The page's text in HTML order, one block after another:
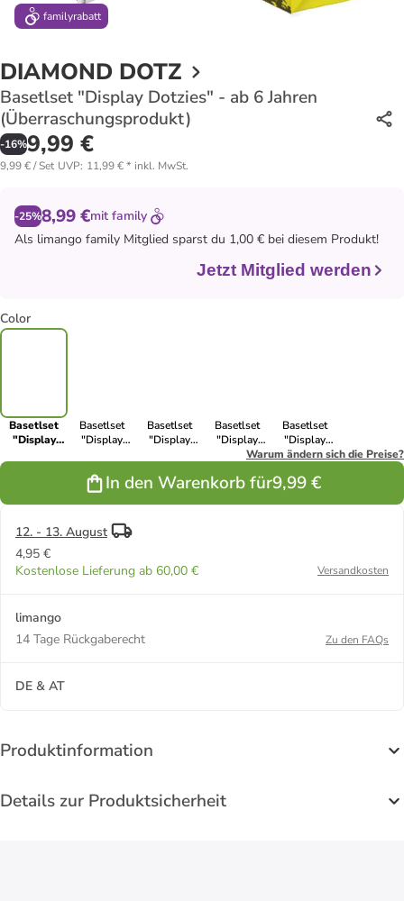
familyrabatt
DIAMOND DOTZ
Basetlset "Display Dotzies" - ab 6 Jahren
(Überraschungsprodukt)
-16%9,99 €
9,99 € / Set UVP: 11,99 €* inkl. MwSt.
-25%8,99 €mit family
Als limango family Mitglied sparst du 1,00 € bei diesem Produkt!
Jetzt Mitglied werden
Color
Basetlset
"Display
(Überraschungsprodukt)
Basetlset
"Display
(Überraschungsprodukt)
Basetlset
"Display
(Überraschungsprodukt)
Basetlset
"Display
Dotzies" - ab
(Überraschungsprodukt)
Basetlset
"Display
Dotzies" - ab
(Überraschungsprodukt)
Warum ändern sich die Preise?
In den Warenkorb für9,99 €
12. - 13. August
4,95 €
Kostenlose Lieferung ab 60,00 €
Versandkosten
limango
14 Tage Rückgaberecht
Zu den FAQs
DE & AT
Produktinformation
Details zur Produktsicherheit